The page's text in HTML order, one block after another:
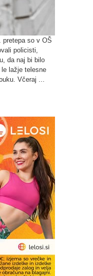
pretepa so v OŠ
policisti,
da naj bi bilo
lažje telesne
Včeraj ...